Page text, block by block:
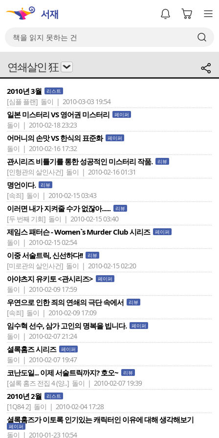
연쇄살인 狂
2010년 3월 리스트
[심플 플랜] 돌이 | 2010-03-03 19:54
일본 미스터리 VS 영어권 미스터리 페이퍼
돌이 | 2010-02-18 23:23
어머니의 손맛 VS 한식의 표준화 페이퍼
돌이 | 2010-02-16 17:32
관시리즈 비틀기를 통한 성공적인 미스터리 작품. 리뷰
[인형관의 살인사건] 돌이 | 2010-02-16 01:31
명언이다. 리뷰
[속죄] 돌이 | 2010-02-15 03:43
이러면 내가 지켜줄 수가 없잖아...... 리뷰
[두 번째 기회] 돌이 | 2010-02-15 03:40
제임스 패터슨 - Women`s Murder Club 시리즈 페이퍼
돌이 | 2010-02-15 02:54
이중 서술트릭, 신선하다!! 리뷰
[미로관의 살인사건] 돌이 | 2010-02-15 02:20
아야츠지 유키토 <관시리즈> 페이퍼
돌이 | 2010-02-09 17:59
우연으로 인한 죄의 연쇄의 극단 속에서 리뷰
[속죄] 돌이 | 2010-02-09 17:09
임수혁 선수, 삼가 고인의 명복을 빕니다. 페이퍼
돌이 | 2010-02-07 21:24
셜록홈즈 시리즈 페이퍼
돌이 | 2010-02-07 19:47
코난도일... 이제 서술트릭까지? 호오~ 리뷰
[셜록 홈즈 전집 4 (양..] 돌이 | 2010-02-07 19:39
2010년 2월 리스트
[1Q84 2] 돌이 | 2010-02-04 17:28
셜록홈즈가 이토록 인기있는 캐릭터인 이유에 대해 생각해보기
페이퍼
돌이 | 2010-01-23 10:54